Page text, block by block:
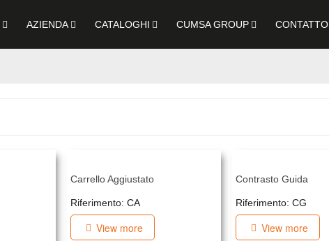
AZIENDA CATALOGHI CUMSA GROUP CONTATTO
Carrello Aggiustato
Riferimento: CA
View more
Contrasto Guida
Riferimento: CG
View more